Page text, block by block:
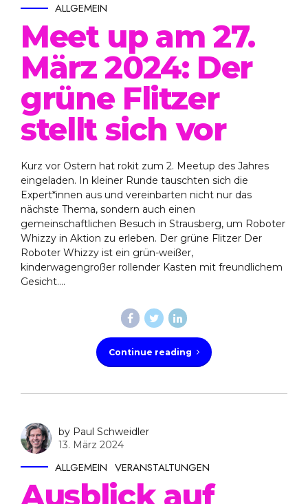
ALLGEMEIN
Meet up am 27.
März 2024: Der
grüne Flitzer
stellt sich vor
Kurz vor Ostern hat rokit zum 2. Meetup des Jahres
eingeladen. In kleiner Runde tauschten sich die
Expert*innen aus und vereinbarten nicht nur das
nächste Thema, sondern auch einen
gemeinschaftlichen Besuch in Strausberg, um Roboter
Whizzy in Aktion zu erleben. Der grüne Flitzer Der
Roboter Whizzy ist ein grün-weißer,
kinderwagengroßer rollender Kasten mit freundlichem
Gesicht....
Continue reading
by Paul Schweidler
13. März 2024
ALLGEMEIN VERANSTALTUNGEN
Ausblick auf